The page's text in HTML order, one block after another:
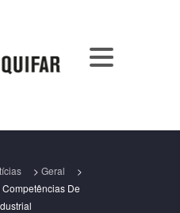
> Geral
>
De